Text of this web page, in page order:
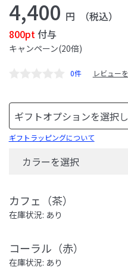
4,400 円
（税込）
800pt付与
キャンペーン(20倍)
0件 レビュー
ギフトラッピングについて
カラーを選択
カフェ（茶）
在庫状況: あり
コーラル（赤）
在庫状況: あり